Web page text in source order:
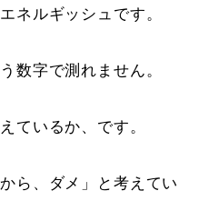
ネルギッシュです。
数字で測れません。
ているか、です。
ら、ダメ」と考えてい